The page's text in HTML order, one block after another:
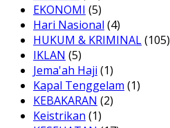
EKONOMI (5)
Hari Nasional (4)
HUKUM & KRIMINAL(105)
IKLAN (5)
Jema'ah Haji (1)
Kapal Tenggelam (1)
KEBAKARAN (2)
Keistrikan (1)